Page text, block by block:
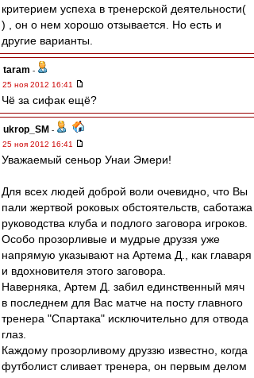
критерием успеха в тренерской деятельности(
) , он о нем хорошо отзывается. Но есть и
другие варианты.
taram -
25 ноя 2012 16:41
Чё за сифак ещё?
ukrop_SM -
25 ноя 2012 16:41
Уважаемый сеньор Унаи Эмери!
Для всех людей доброй воли очевидно, что Вы
пали жертвой роковых обстоятельств, саботажа
руководства клуба и подлого заговора игроков.
Особо прозорливые и мудрые друззя уже
напрямую указывают на Артема Д., как главаря
и вдохновителя этого заговора.
Наверняка, Артем Д. забил единственный мяч
в последнем для Вас матче на посту главного
тренера "Спартака" исключительно для отвода
глаз.
Каждому прозорливому друззю известно, когда
футболист сливает тренера, он первым делом